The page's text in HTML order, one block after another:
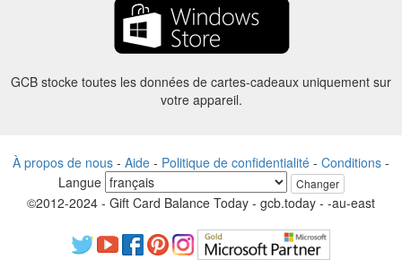
GCB stocke toutes les données de cartes-cadeaux uniquement sur
votre appareil.
À propos de nous - Aide - Politique de confidentialité - Conditions -
Langue
Changer
©2012-2024 - Gift Card Balance Today - gcb.today - -au-east